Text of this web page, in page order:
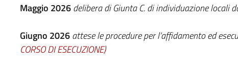
Maggio 2026delibera di Giunta C. di individuazione locali
Giugno 2026attese le procedure per l’affidamento ed
CORSO DI ESECUZIONE)